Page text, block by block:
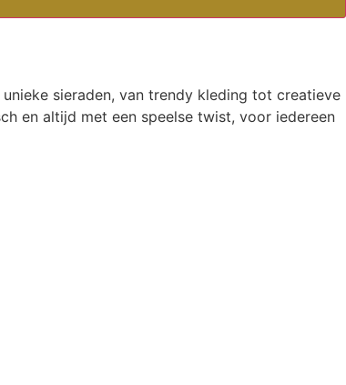
sieraden, van trendy kleding tot creatieve
en altijd met een speelse twist, voor iedereen